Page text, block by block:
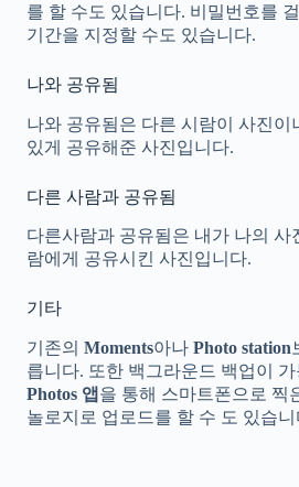
를 할 수도 있습니다. 비밀번호를
기간을 지정할 수도 있습니다.
나와 공유됨
나와 공유됨은 다른 시람이 사진이
있게 공유해준 사진입니다.
다른 사람과 공유됨
다른사람과 공유됨은 내가 나의 사
람에게 공유시킨 사진입니다.
기타
기존의 Moments아나 Photo station
릅니다. 또한 백그라운드 백업이 가
Photos 앱 을 통해 스마트폰으로 찍
놀로지로 업로드를 할 수 도 있습니